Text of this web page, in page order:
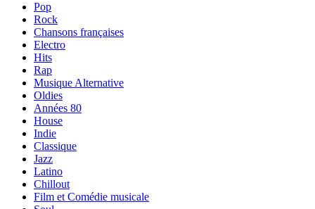
Pop
Rock
Chansons françaises
Electro
Hits
Rap
Musique Alternative
Oldies
Années 80
House
Indie
Classique
Jazz
Latino
Chillout
Film et Comédie musicale